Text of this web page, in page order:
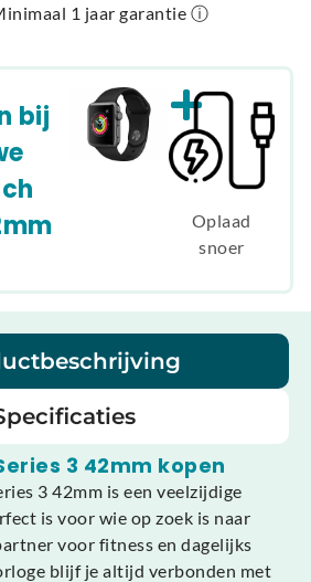
1 jaar garantie ⓘ
bij
Oplaad
snoer
3 42mm kopen
3 42mm is een veelzijdige
is voor wie op zoek is naar
voor fitness en dagelijks
blijf je altijd verbonden met